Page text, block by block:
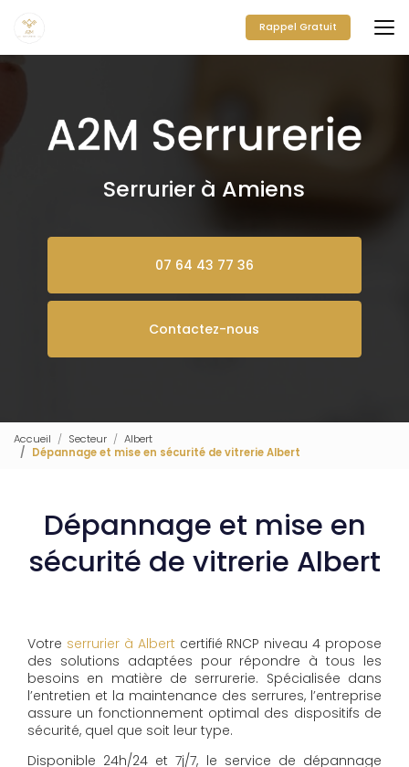
contenu
principal
Rappel Gratuit
Serrurier à Amiens
07 64 43 77 36
Contactez-nous
Accueil Secteur
Albert
Dépannage et mise en sécurité de vitrerie Albert
Dépannage et mise en
sécurité de vitrerie Albert
Votre serrurier à Albert certifié RNCP niveau 4 propose
des solutions adaptées pour répondre à tous les
besoins en matière de serrurerie. Spécialisée dans
l’entretien et la maintenance des serrures, l’entreprise
assure un fonctionnement optimal des dispositifs de
sécurité, quel que soit leur type.
Disponible 24h/24 et 7j/7, le service de dépannage